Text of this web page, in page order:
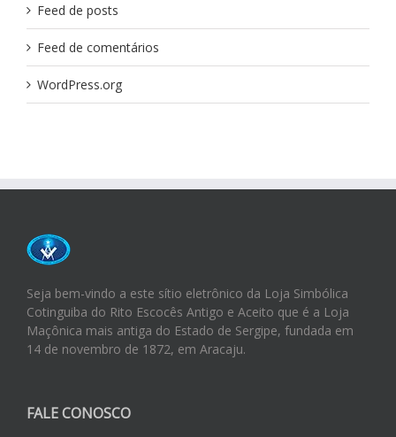
Feed de posts
Feed de comentários
WordPress.org
Seja bem-vindo a este sítio eletrônico da Loja Simbólica
Cotinguiba do Rito Escocês Antigo e Aceito que é a Loja
Maçônica mais antiga do Estado de Sergipe, fundada em
14 de novembro de 1872, em Aracaju.
FALE CONOSCO